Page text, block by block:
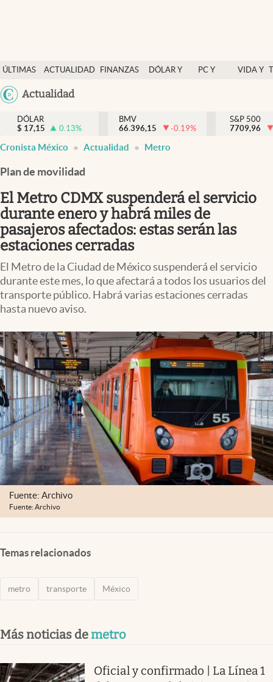
ÚLTIMAS
NOTICIAS
ACTUALIDAD
FINANZAS
DÓLAR Y
PC Y
VIDA Y
México
Actualidad
Actualidad
Finanzas y economía
Dólar y mercados
Pc y celular
Vida y estilo
Clima
Espiritualidad
abre en nueva pestaña
México
DÓLAR
$ 17,15 0.13%
BMV
66.396,15
-0.19%
S&P 500
7709,96
Cronista México Actualidad Metro
Plan de movilidad
El Metro CDMX suspenderá el servicio
durante enero y habrá miles de
pasajeros afectados: estas serán las
estaciones cerradas
El Metro de la Ciudad de México suspenderá el servicio
durante este mes, lo que afectará a todos los usuarios del
transporte público. Habrá varias estaciones cerradas
hasta nuevo aviso.
Fuente: Archivo
Fuente: Archivo
Temas relacionados
metro transporte México
Más noticias demetro
Oficial y confirmado | La Línea 1